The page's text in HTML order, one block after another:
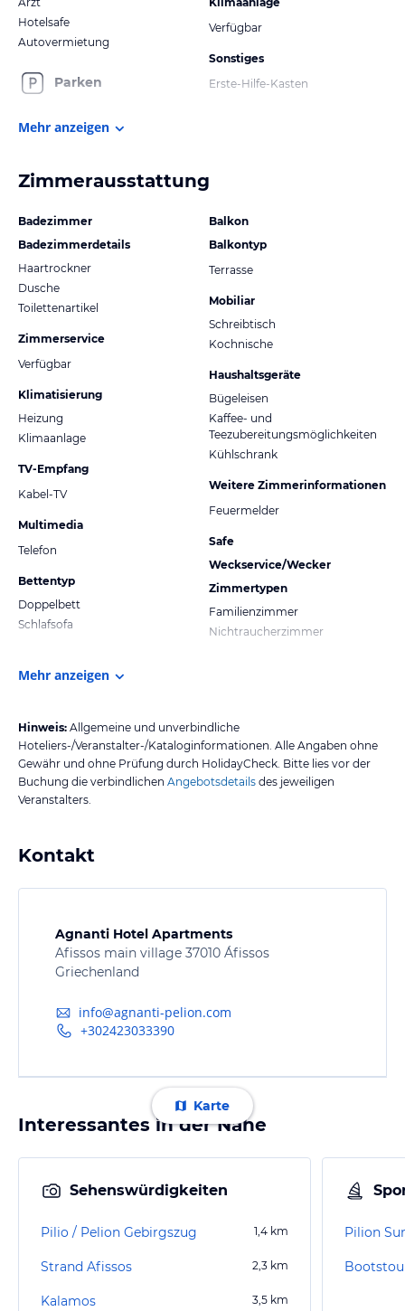
Hotelsafe
Autovermietung
Parken
Verfügbar
Sonstiges
Erste-Hilfe-Kasten
Mehr anzeigen
Zimmerausstattung
Badezimmer
Badezimmerdetails
Haartrockner
Dusche
Toilettenartikel
Zimmerservice
Verfügbar
Klimatisierung
Heizung
Klimaanlage
TV-Empfang
Kabel-TV
Multimedia
Telefon
Bettentyp
Doppelbett
Schlafsofa
Balkon
Balkontyp
Terrasse
Mobiliar
Schreibtisch
Kochnische
Haushaltsgeräte
Bügeleisen
Kaffee- und
Teezubereitungsmöglichkeiten
Kühlschrank
Weitere Zimmerinformationen
Feuermelder
Safe
Weckservice/Wecker
Zimmertypen
Familienzimmer
Nichtraucherzimmer
Mehr anzeigen
Hinweis: Allgemeine und unverbindliche
Hoteliers-/Veranstalter-/Kataloginformationen. Alle Angaben ohne
Gewähr und ohne Prüfung durch HolidayCheck. Bitte lies vor der
Buchung die verbindlichen Angebotsdetails des jeweiligen
Veranstalters.
Kontakt
Agnanti Hotel Apartments
Afissos main village 37010 Áfissos
Griechenland
info@agnanti-pelion.com
+302423033390
Karte
Interessantes in der Nähe
Sehenswürdigkeiten
Pilio / Pelion Gebirgszug 1,4 km
Strand Afissos 2,3 km
Kalamos 3,5 km
Pilion